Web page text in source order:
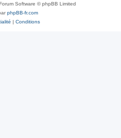
Software © phpBB Limited
phpBB-fr.com
| Conditions